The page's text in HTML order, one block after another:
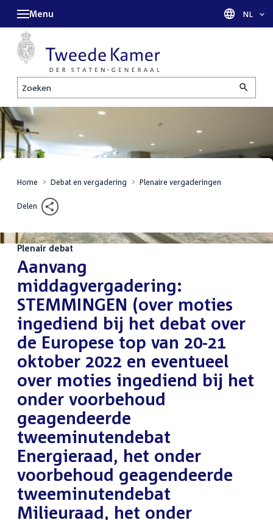
Zoeken
Menu Taal
NL
Home Debat en vergadering Plenaire vergaderingen
Delen
Plenair debat
Aanvang
middagvergadering:
STEMMINGEN (over moties
ingediend bij het debat over
de Europese top van 20-21
oktober 2022 en eventueel
over moties ingediend bij het
onder voorbehoud
geagendeerde
tweeminutendebat
Energieraad, het onder
voorbehoud geagendeerde
tweeminutendebat
Milieuraad, het onder